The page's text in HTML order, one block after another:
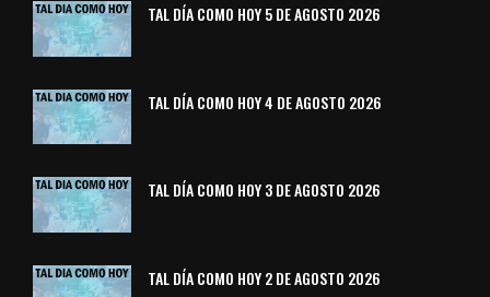
TAL DÍA COMO HOY 5 DE AGOSTO 2026
TAL DÍA COMO HOY 4 DE AGOSTO 2026
TAL DÍA COMO HOY 3 DE AGOSTO 2026
TAL DÍA COMO HOY 2 DE AGOSTO 2026